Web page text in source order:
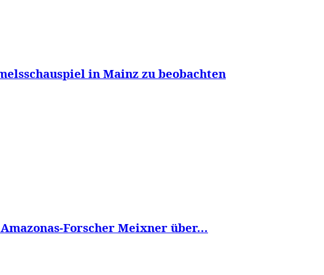
in Mainz zu beobachten
Forscher Meixner über...